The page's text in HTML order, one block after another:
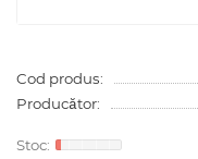
Cod produs:
Producător: